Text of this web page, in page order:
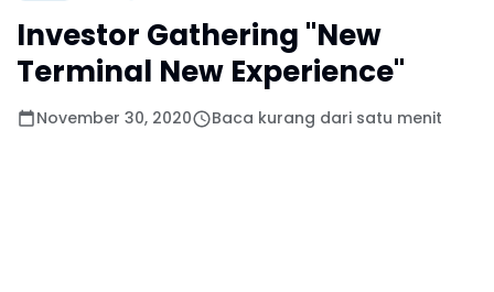
Investor Gathering "New
Terminal New Experience"
November 30, 2020 Baca kurang dari satu menit